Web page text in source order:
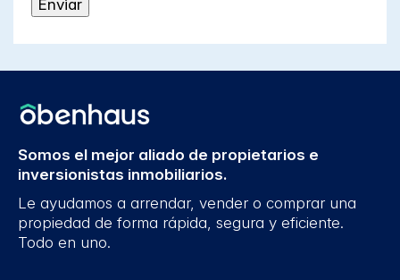
Somos el mejor aliado de propietarios e
inversionistas inmobiliarios.
Le ayudamos a arrendar, vender o comprar una
propiedad de forma rápida, segura y eficiente.
Todo en uno.